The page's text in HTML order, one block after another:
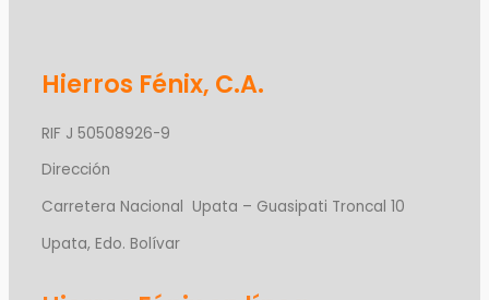
Hierros Fénix, C.A.
RIF J 50508926-9
Dirección
Carretera Nacional Upata – Guasipati Troncal 10
Upata, Edo. Bolívar